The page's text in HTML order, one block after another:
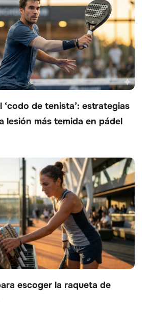
‘codo de tenista’: estrategias
lesión más temida en pádel
escoger la raqueta de